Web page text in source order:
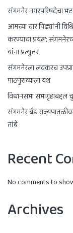
संगमनेर नगरपरिषदेचा
आमच्या चार पिढ्यांनी
करण्याचा प्रयत्न’;
यांना प्रत्युत्तर
संगमनेरला लवकरच
पाठपुराव्याला यश
विधानसभा
संगमनेर ब्रँड
तांबे
Recent
No comments to
Archives